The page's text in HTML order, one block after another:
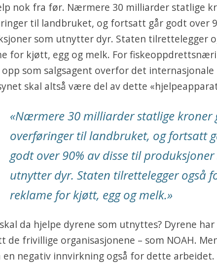
nok fra før. Nærmere 30 milliarder statlige
til landbruket, og fortsatt går godt over
som utnytter dyr. Staten tilrettelegger
for kjøtt, egg og melk. For
som salgsagent overfor det
skal altså være del av dette
«Nærmere 30 milliarder statlige kroner
overføringer til landbruket, og fortsatt
godt over 90% av disse til produksjoner
utnytter dyr. Staten tilrettelegger også
reklame for kjøtt, egg og melk.»
da hjelpe dyrene som utnyttes? Dyrene
de frivillige organisasjonene – som NOAH.
en negativ innvirkning også for dette arbeidet.